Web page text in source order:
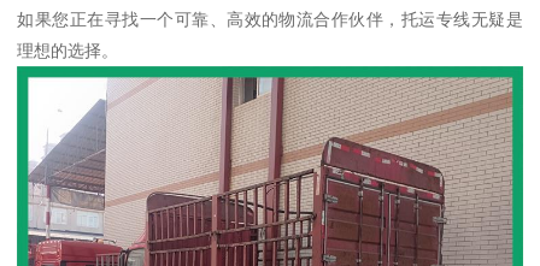
如果您正在寻找一个可靠、高效的物流合作伙伴，托运专线无疑是
理想的选择。